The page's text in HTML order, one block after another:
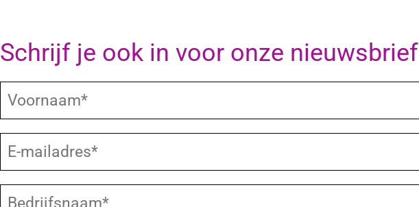
Schrijf je ook in voor onze nieuwsbrief